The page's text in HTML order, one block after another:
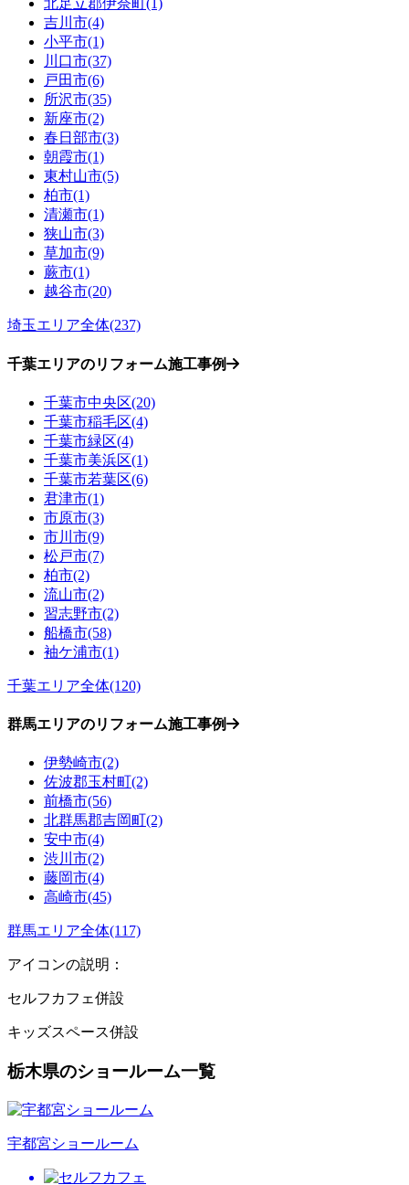
北足立郡伊奈町(1)
吉川市(4)
小平市(1)
川口市(37)
戸田市(6)
所沢市(35)
新座市(2)
春日部市(3)
朝霞市(1)
東村山市(5)
柏市(1)
清瀬市(1)
狭山市(3)
草加市(9)
蕨市(1)
越谷市(20)
埼玉エリア全体(237)
千葉エリアのリフォーム施工事例
千葉市中央区(20)
千葉市稲毛区(4)
千葉市緑区(4)
千葉市美浜区(1)
千葉市若葉区(6)
君津市(1)
市原市(3)
市川市(9)
松戸市(7)
柏市(2)
流山市(2)
習志野市(2)
船橋市(58)
袖ケ浦市(1)
千葉エリア全体(120)
群馬エリアのリフォーム施工事例
伊勢崎市(2)
佐波郡玉村町(2)
前橋市(56)
北群馬郡吉岡町(2)
安中市(4)
渋川市(2)
藤岡市(4)
高崎市(45)
群馬エリア全体(117)
アイコンの説明：
セルフカフェ併設
キッズスペース併設
栃木県のショールーム一覧
宇都宮ショールーム